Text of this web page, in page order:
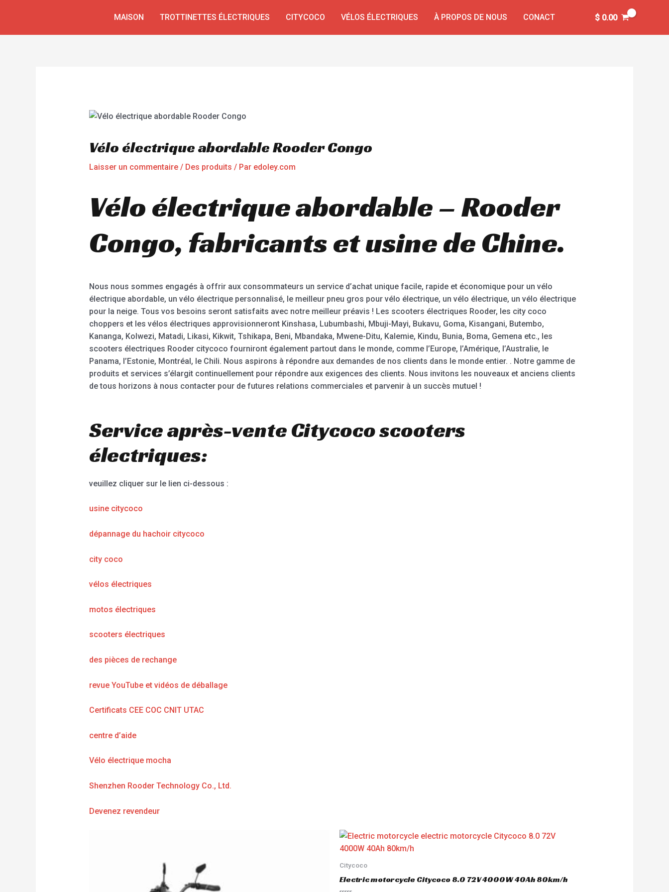
MAISON TROTTINETTES ÉLECTRIQUES CITYCOCO VÉLOS ÉLECTRIQUES À PROPOS DE NOUS CONACT $0.00
Vélo électrique abordable Rooder Congo
Laisser un commentaire / Des produits / Par edoley.com
Vélo électrique abordable – Rooder
Congo, fabricants et usine de Chine.
Nous nous sommes engagés à offrir aux consommateurs un service d’achat unique facile, rapide et économique pour un vélo
électrique abordable, un vélo électrique personnalisé, le meilleur pneu gros pour vélo électrique, un vélo électrique, un vélo électrique
pour la neige. Tous vos besoins seront satisfaits avec notre meilleur préavis ! Les scooters électriques Rooder, les city coco
choppers et les vélos électriques approvisionneront Kinshasa, Lubumbashi, Mbuji-Mayi, Bukavu, Goma, Kisangani, Butembo,
Kananga, Kolwezi, Matadi, Likasi, Kikwit, Tshikapa, Beni, Mbandaka, Mwene-Ditu, Kalemie, Kindu, Bunia, Boma, Gemena etc., les
scooters électriques Rooder citycoco fourniront également partout dans le monde, comme l’Europe, l’Amérique, l’Australie, le
Panama, l’Estonie, Montréal, le Chili. Nous aspirons à répondre aux demandes de nos clients dans le monde entier. . Notre gamme de
produits et services s’élargit continuellement pour répondre aux exigences des clients. Nous invitons les nouveaux et anciens clients
de tous horizons à nous contacter pour de futures relations commerciales et parvenir à un succès mutuel !
Service après-vente Citycoco scooters
électriques:
veuillez cliquer sur le lien ci-dessous :
usine citycoco
dépannage du hachoir citycoco
city coco
vélos électriques
motos électriques
scooters électriques
des pièces de rechange
revue YouTube et vidéos de déballage
Certificats CEE COC CNIT UTAC
centre d’aide
Vélo électrique mocha
Shenzhen Rooder Technology Co., Ltd.
Devenez revendeur
Citycoco
Electric motorcycle Citycoco 8.0 72V 4000W 40Ah 80km/h